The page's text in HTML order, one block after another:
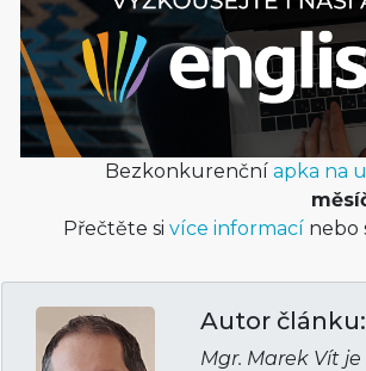
Bezkonkurenční apka na
Přečtěte sivíce informací nebo
Autor článku:
Mgr. Marek Vít